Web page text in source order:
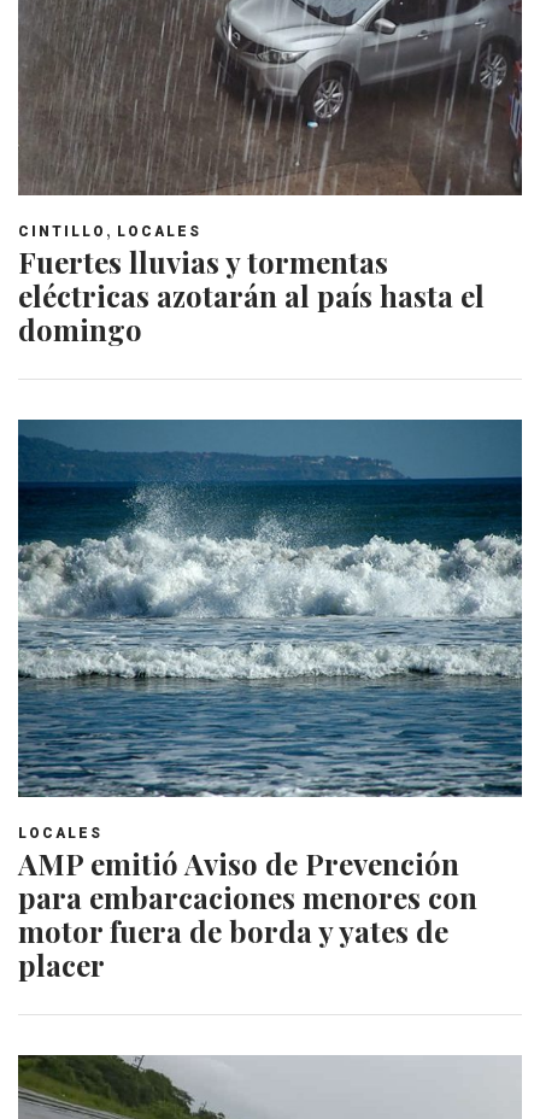
CINTILLO , LOCALES
Fuertes lluvias y tormentas
eléctricas azotarán al país hasta el
domingo
LOCALES
AMP emitió Aviso de Prevención
para embarcaciones menores con
motor fuera de borda y yates de
placer